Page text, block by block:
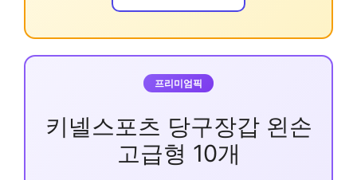
프리미엄픽
키넬스포츠 당구장갑 왼손
고급형 10개